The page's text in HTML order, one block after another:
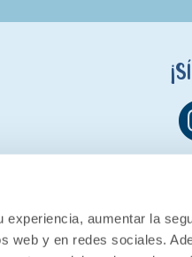
aumentar la
web y en redes sociales.